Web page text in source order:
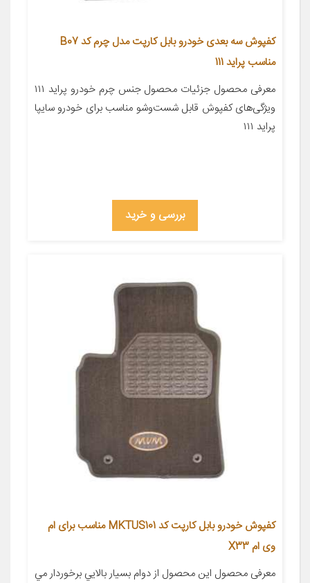
کفپوش سه بعدی خودرو بابل کارپت مدل چرم کد B07
مناسب پراید 111
معرفی محصول جزئیات محصول جنس چرم خودرو پراید ۱۱۱
ویژگی‌های کفپوش قابل شست‌وشو مناسب برای خودرو سایپا
پراید ۱۱۱
بررسی و خرید
کفپوش خودرو بابل کارپت کد MKTUS101 مناسب برای ام
وی ام X33
معرفی محصول این محصول از دوام بسيار بالايي برخوردار مي